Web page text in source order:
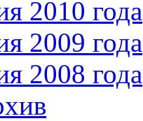
2010 года
2009 года
2008 года